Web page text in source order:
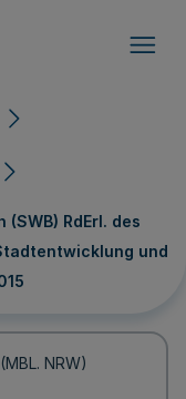
RdErl. des
und
NRW)